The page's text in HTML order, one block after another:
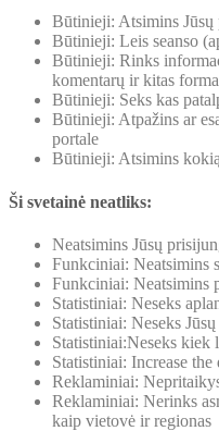
Būtinieji: Atsimins Jūsų
Būtinieji: Leis seanso
Būtinieji: Rinks
komentarų ir kitas
Būtinieji: Seks kas
Būtinieji: Atpažins ar
portale
Būtinieji: Atsimins
Ši svetainė neatliks:
Neatsimins Jūsų
Funkciniai: Neatsimins
Funkciniai: Neatsimins
Statistiniai: Neseks
Statistiniai: Neseks
Statistiniai:Neseks kiek
Statistiniai: Increase
Reklaminiai:
Reklaminiai: Nerinks
kaip vietovė ir regionas